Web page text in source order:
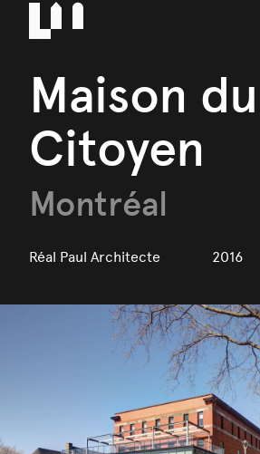
Maison du
Citoyen
Montréal
Réal Paul Architecte 2016